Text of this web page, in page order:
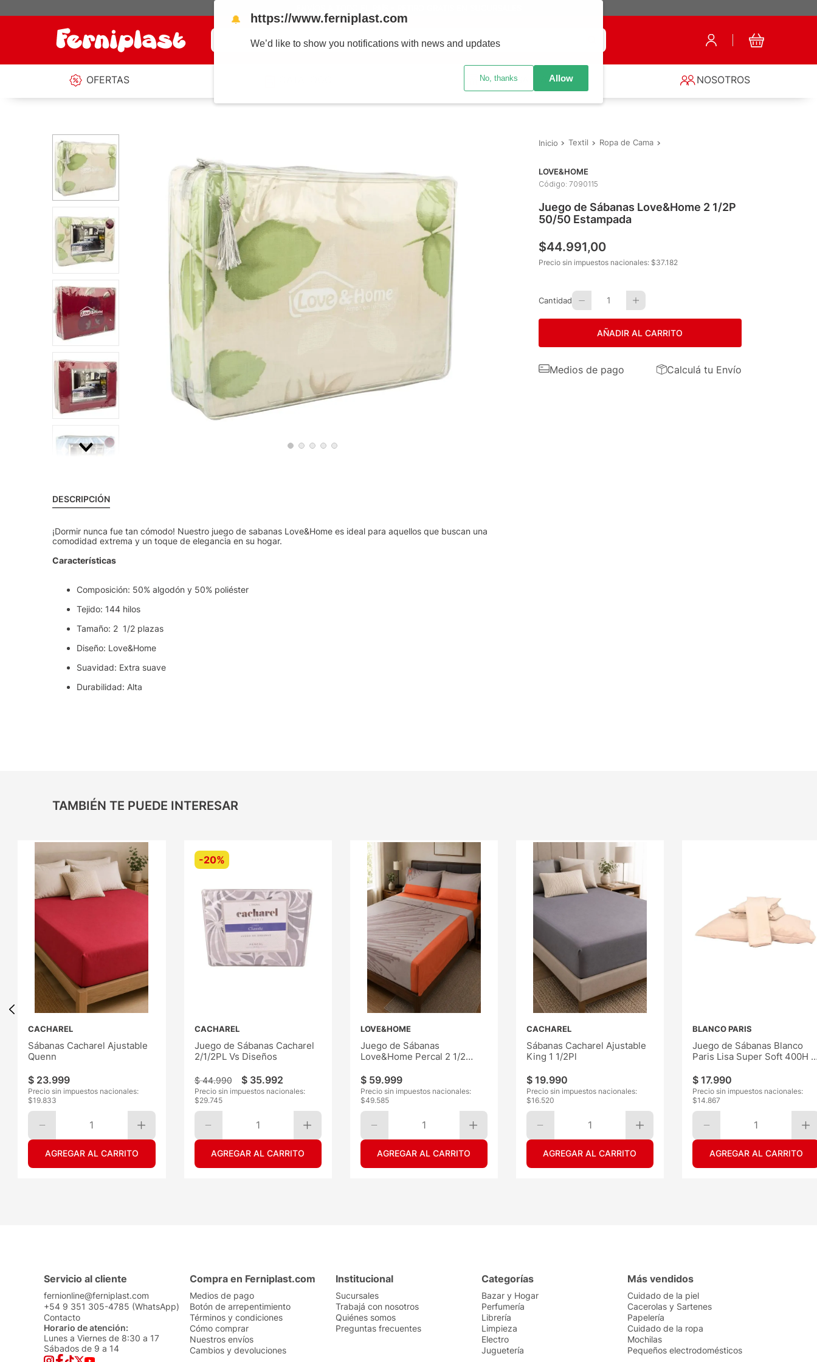
¿Qué estás buscando?
OFERTAS SUCURSALES NOSOTROS
DESCRIPCIÓN
¡Dormir nunca fue tan cómodo! Nuestro juego de sabanas Love&Home es ideal para aquellos que buscan una
comodidad extrema y un toque de elegancia en su hogar.
Características
Composición: 50% algodón y 50% poliéster
Tejido: 144 hilos
Tamaño: 2 1/2 plazas
Diseño: Love&Home
Suavidad: Extra suave
Durabilidad: Alta
Textil Ropa de Cama
LOVE&HOME
Código: 7090115
Juego de Sábanas Love&Home 2 1/2P
50/50 Estampada
$44.991,00
Precio sin impuestos nacionales: $37.182
Cantidad 1
AÑADIR AL CARRITO
Medios de pago Calculá tu Envío
TAMBIÉN TE PUEDE INTERESAR
CACHAREL
Sábanas Cacharel Ajustable
Quenn
$ 23.999
Precio sin impuestos nacionales:
$19.833
1
AGREGAR AL CARRITO
-20%
CACHAREL
Juego de Sábanas Cacharel
2/1/2PL Vs Diseños
$ 44.990 $ 35.992
Precio sin impuestos nacionales:
$29.745
1
AGREGAR AL CARRITO
LOVE&HOME
Juego de Sábanas
Love&Home Percal 2 1/2
$ 59.999
Precio sin impuestos nacionales:
$49.585
1
AGREGAR AL CARRITO
CACHAREL
Sábanas Cacharel Ajustable
King 1 1/2Pl
$ 19.990
Precio sin impuestos nacionales:
$16.520
1
AGREGAR AL CARRITO
BLANCO PARIS
Juego de Sábanas Blanco
Paris Lisa Super Soft 400H 2
$ 17.990
Precio sin impuestos nacionales:
$14.867
1
AGREGAR AL CARRITO
Servicio al cliente
fernionline@ferniplast.com
+54 9 351 305-4785 (WhatsApp)
Contacto
Horario de atención:
Lunes a Viernes de 8:30 a 17
Sábados de 9 a 14
Compra en Ferniplast.com
Medios de pago
Botón de arrepentimiento
Términos y condiciones
Cómo comprar
Nuestros envíos
Cambios y devoluciones
Institucional
Sucursales
Trabajá con nosotros
Quiénes somos
Preguntas frecuentes
Categorías
Bazar y Hogar
Perfumería
Librería
Limpieza
Electro
Juguetería
Más vendidos
Cuidado de la piel
Cacerolas y Sartenes
Papelería
Cuidado de la ropa
Mochilas
Pequeños electrodomésticos
🔔 https://www.ferniplast.com
We’d like to show you notifications with news and updates
No, thanks Allow